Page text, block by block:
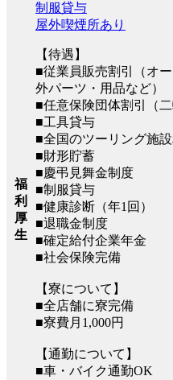
福
利
厚
生
制服貸与
屋外喫煙所あり
【待遇】
■従業員販売割引（オ
外パーツ・用品など）
■任意保険団体割引（
■工具貸与
■全国のツーリング施
■財形貯蓄
■慶弔見舞金制度
■制服貸与
■健康診断（年1回）
■退職金制度
■確定給付企業年金
■社会保険完備
【寮について】
■全店舗に寮完備
■寮費月1,000円
【通勤について】
■車・バイク通勤OK